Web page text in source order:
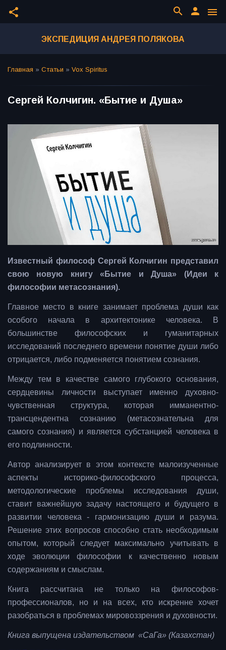
share menu
person
search
ЭКСПЕДИЦИЯ АНДРЕЯ ПОЛЯКОВА
Главная » Статьи » Vox Spiritus
Сергей Колчигин. «Бытие и Душа»
Известный философ Сергей Колчигин представил
свою новую книгу «Бытие и Душа» (Идеи к
философии метасознания).
Главное место в книге занимает проблема души как
особого начала в архитектонике человека. В
большинстве философских и гуманитарных
исследований последнего времени понятие души либо
отрицается, либо подменяется понятием сознания.
Между тем в качестве самого глубокого основания,
сердцевины личности выступает именно духовно-
чувственная структура, которая имманентно-
трансцендентна сознанию (метасознательна для
самого сознания) и является субстанцией человека в
его подлинности.
Автор анализирует в этом контексте малоизученные
аспекты историко-философского процесса,
методологические проблемы исследования души,
ставит важнейшую задачу настоящего и будущего в
развитии человека - гармонизацию души и разума.
Решение этих вопросов способно стать необходимым
опытом, который следует максимально учитывать в
ходе эволюции философии к качественно новым
содержаниям и смыслам.
Книга рассчитана не только на философов-
профессионалов, но и на всех, кто искренне хочет
разобраться в проблемах мировоззрения и духовности.
Книга выпущена издательством «СаГа» (Казахстан)